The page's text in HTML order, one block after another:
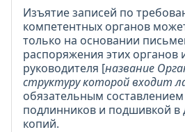
Изъятие записей по
компетентных органов
только на основании
распоряжения этих органов
руководителя [название
структуру которой входит
обязательным
подлинников и подшивкой в
копий.